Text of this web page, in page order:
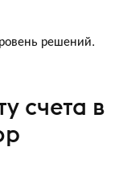
решений.
счета в